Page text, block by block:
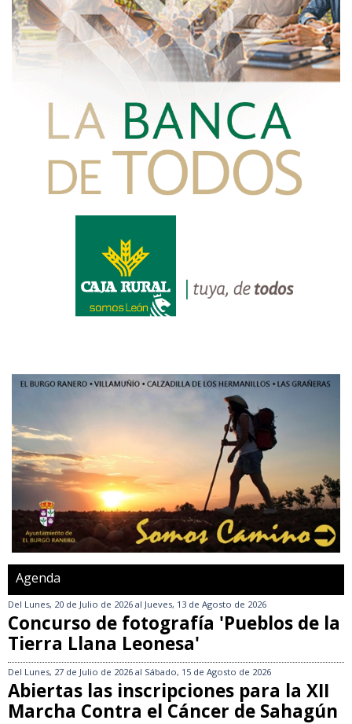
Agenda
Del Lunes, 20 de Julio de 2026 al Jueves, 13 de Agosto de 2026
Concurso de fotografía 'Pueblos de la
Tierra Llana Leonesa'
Del Lunes, 27 de Julio de 2026 al Sábado, 15 de Agosto de 2026
Abiertas las inscripciones para la XII
Marcha Contra el Cáncer de Sahagún